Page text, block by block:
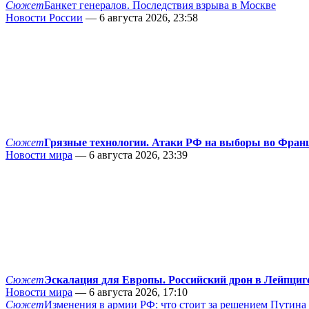
СюжетБанкет генералов. Последствия взрыва в Москве
Новости России — 6 августа 2026, 23:58
СюжетГрязные технологии. Атаки РФ на выборы во
Новости мира — 6 августа 2026, 23:39
СюжетЭскалация для Европы. Российский дрон в
Новости мира — 6 августа 2026, 17:10
СюжетИзменения в армии РФ: что стоит за решением Путина